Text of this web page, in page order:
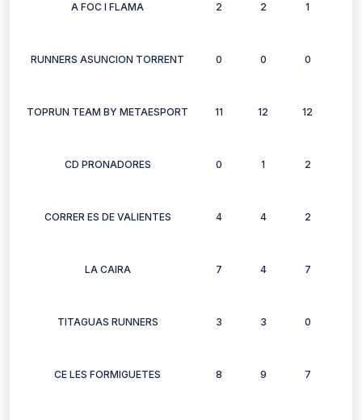
A FOC I FLAMA 2 2 1
RUNNERS ASUNCION TORRENT 0 0 0
TOPRUN TEAM BY METAESPORT 11 12 12
CD PRONADORES 0 1 2
CORRER ES DE VALIENTES 4 4 2
LA CAIRA 7 4 7
TITAGUAS RUNNERS 3 3 0
CE LES FORMIGUETES 8 9 7